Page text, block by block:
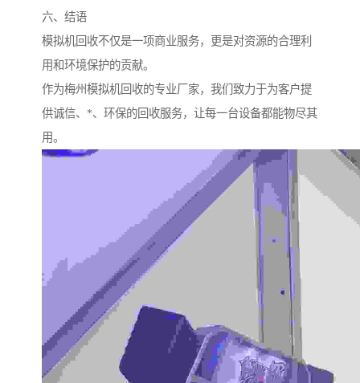
六、结语
模拟机回收不仅是一项商业服务，更是对资源的合理利
用和环境保护的贡献。
作为梅州模拟机回收的专业厂家，我们致力于为客户提
供诚信、*、环保的回收服务，让每一台设备都能物尽其
用。